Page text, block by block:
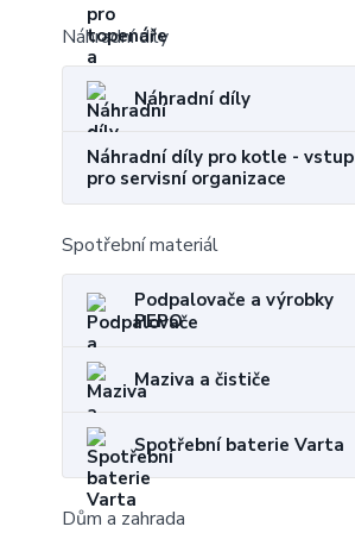
Náhradní díly
Náhradní díly
Náhradní díly pro kotle - vstup
pro servisní organizace
Spotřební materiál
Podpalovače a výrobky
PEPO
Maziva a čističe
Spotřební baterie Varta
Dům a zahrada